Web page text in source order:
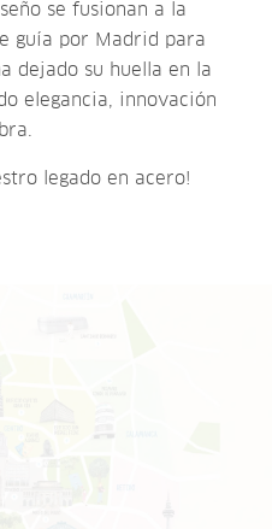
se fusionan a la
guía por Madrid para
dejado su huella en la
elegancia, innovación
legado en acero!